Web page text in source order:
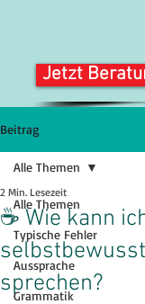
Jetzt
Beitrag
Alle Themen
Typische Fehler
Aussprache
Grammatik
Alle Themen
☕️ Wie kann
sprechen?
2 Min. Lesezeit